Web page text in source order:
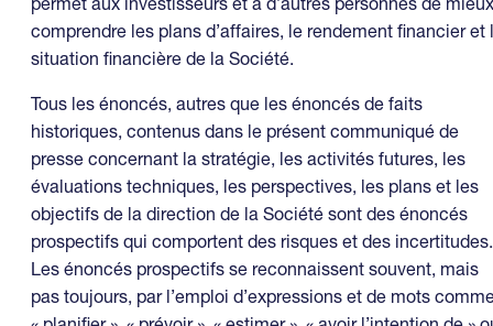
comprendre les plans d’affaires, le rendement financier et
situation financière de la Société.
Tous les énoncés, autres que les énoncés de faits
historiques, contenus dans le présent communiqué de
presse concernant la stratégie, les activités futures, les
évaluations techniques, les perspectives, les plans et les
objectifs de la direction de la Société sont des énoncés
prospectifs qui comportent des risques et des incertitudes.
Les énoncés prospectifs se reconnaissent souvent, mais
pas toujours, par l’emploi d’expressions et de mots